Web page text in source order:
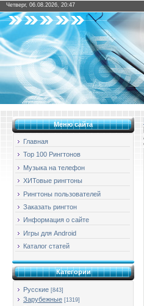
Четверг, 06.08.2026, 20:47
Меню сайта
Главная
Top 100 Рингтонов
Музыка на телефон
ХИТовые рингтоны
Рингтоны пользователей
Заказать рингтон
Информация о сайте
Игры для Android
Каталог статей
Категории
Русские [843]
Зарубежные [1319]